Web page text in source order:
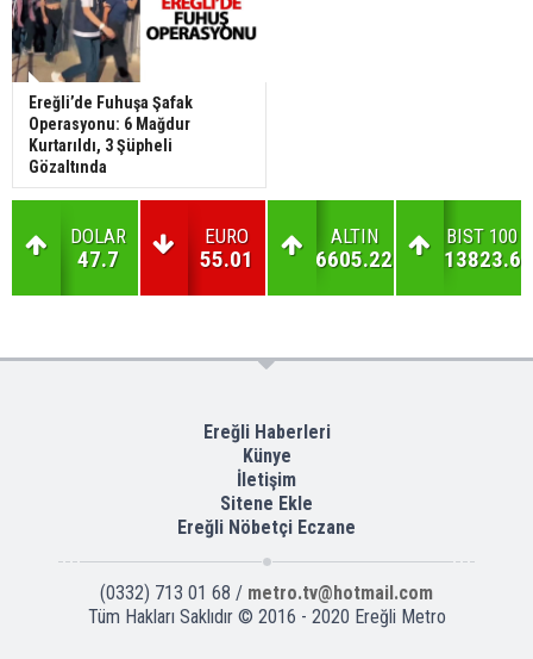
Ereğli’de Fuhuşa Şafak
Operasyonu: 6 Mağdur
Kurtarıldı, 3 Şüpheli
Gözaltında
DOLAR
47.7
EURO
55.01
ALTIN
6605.22
BIST 100
13823.6
Ereğli Haberleri
Künye
İletişim
Sitene Ekle
Ereğli Nöbetçi Eczane
(0332) 713 01 68 / metro.tv@hotmail.com
Tüm Hakları Saklıdır © 2016 - 2020 Ereğli Metro